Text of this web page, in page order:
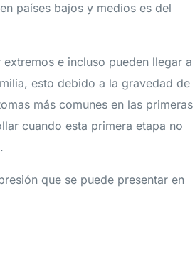
países bajos y medios es del
e incluso pueden llegar a
esto debido a la gravedad de
más comunes en las primeras
cuando esta primera etapa no
que se puede presentar en